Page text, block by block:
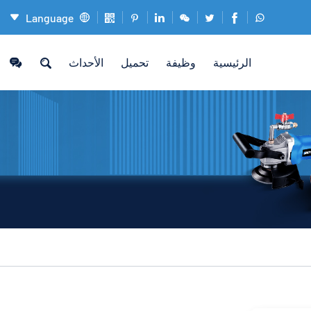








Language

الرئيسية وظيفة تحميل الأحداث 
